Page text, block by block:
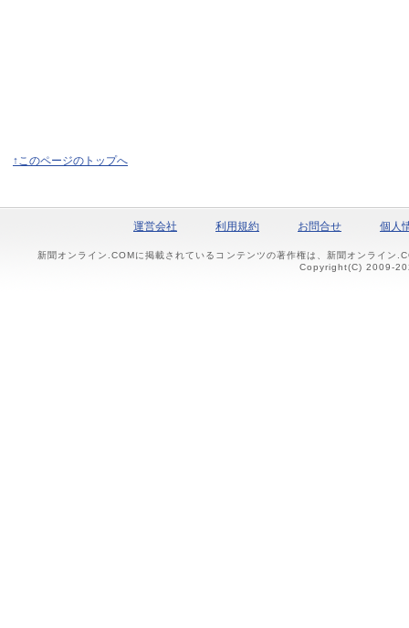
↑このページのトップへ
運営会社 利用規約 お問合せ 個人
新聞オンライン.COMに掲載されているコンテンツの著作権は、新聞オンライン
Copyright(C) 2009-